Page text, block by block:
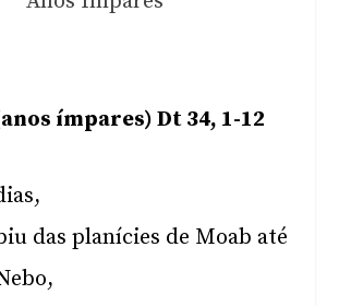
ímpares) Dt 34, 1-12
das planícies de Moab até